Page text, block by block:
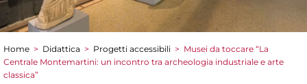
Tu sei qui
Home > Didattica > Progetti accessibili > Musei da toccare “La
Centrale Montemartini: un incontro tra archeologia industriale e arte
classica”